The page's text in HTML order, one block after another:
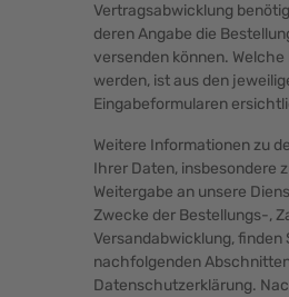
Vertragsabwicklung
deren Angabe die
versenden können.
werden, ist aus den
Eingabeformularen
Weitere Informationen zu
Ihrer Daten, insbesondere
Weitergabe an unsere
Zwecke der Bestellungs-,
Versandabwicklung, finden
nachfolgenden
Datenschutzerklärung.